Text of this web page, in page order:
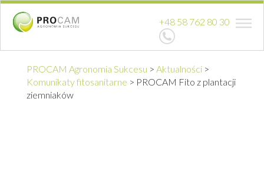
+48 58 762 80 30
PROCAM Agronomia Sukcesu > Aktualności >
Komunikaty fitosanitarne > PROCAM Fito z plantacji
ziemniaków